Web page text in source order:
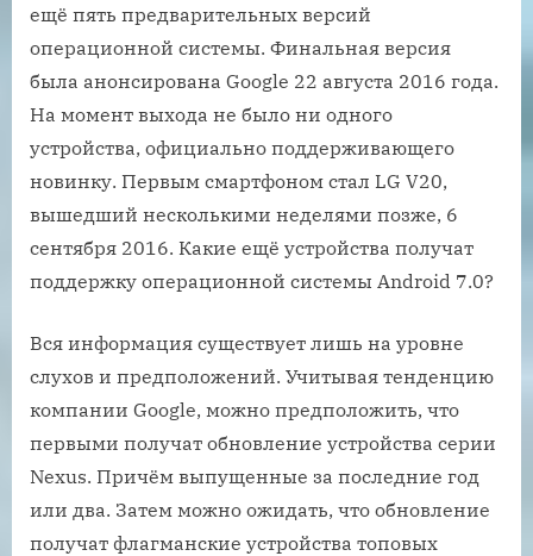
ещё пять предварительных версий
операционной системы. Финальная версия
была анонсирована Google 22 августа 2016 года.
На момент выхода не было ни одного
устройства, официально поддерживающего
новинку. Первым смартфоном стал LG V20,
вышедший несколькими неделями позже, 6
сентября 2016. Какие ещё устройства получат
поддержку операционной системы Android 7.0?
Вся информация существует лишь на уровне
слухов и предположений. Учитывая тенденцию
компании Google, можно предположить, что
первыми получат обновление устройства серии
Nexus. Причём выпущенные за последние год
или два. Затем можно ожидать, что обновление
получат флагманские устройства топовых